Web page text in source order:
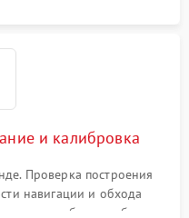
и калибровка
Проверка построения
навигации и обхода
и работы турбины.